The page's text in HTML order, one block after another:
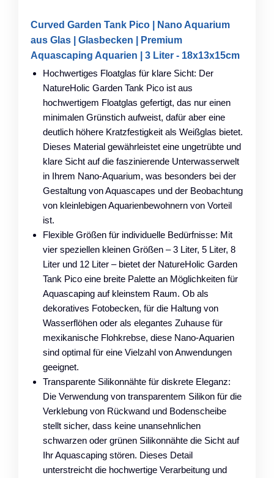
Curved Garden Tank Pico | Nano Aquarium
aus Glas | Glasbecken | Premium
Aquascaping Aquarien | 3 Liter - 18x13x15cm
Hochwertiges Floatglas für klare Sicht: Der
NatureHolic Garden Tank Pico ist aus
hochwertigem Floatglas gefertigt, das nur einen
minimalen Grünstich aufweist, dafür aber eine
deutlich höhere Kratzfestigkeit als Weißglas bietet.
Dieses Material gewährleistet eine ungetrübte und
klare Sicht auf die faszinierende Unterwasserwelt
in Ihrem Nano-Aquarium, was besonders bei der
Gestaltung von Aquascapes und der Beobachtung
von kleinlebigen Aquarienbewohnern von Vorteil
ist.
Flexible Größen für individuelle Bedürfnisse: Mit
vier speziellen kleinen Größen – 3 Liter, 5 Liter, 8
Liter und 12 Liter – bietet der NatureHolic Garden
Tank Pico eine breite Palette an Möglichkeiten für
Aquascaping auf kleinstem Raum. Ob als
dekoratives Fotobecken, für die Haltung von
Wasserflöhen oder als elegantes Zuhause für
mexikanische Flohkrebse, diese Nano-Aquarien
sind optimal für eine Vielzahl von Anwendungen
geeignet.
Transparente Silikonnähte für diskrete Eleganz:
Die Verwendung von transparentem Silikon für die
Verklebung von Rückwand und Bodenscheibe
stellt sicher, dass keine unansehnlichen
schwarzen oder grünen Silikonnähte die Sicht auf
Ihr Aquascaping stören. Dieses Detail
unterstreicht die hochwertige Verarbeitung und